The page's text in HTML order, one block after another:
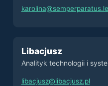
Libacjusz
Analityk technologii i
libacjusz@libacjusz.pl